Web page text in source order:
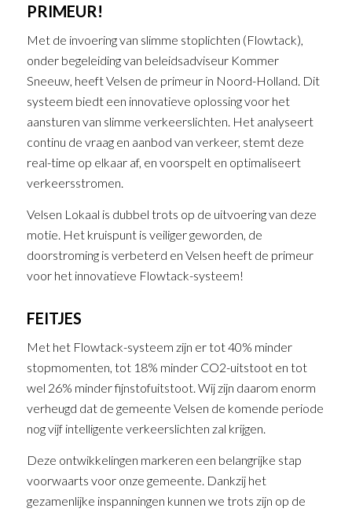
PRIMEUR!
Met de invoering van slimme stoplichten (Flowtack),
onder begeleiding van beleidsadviseur Kommer
Sneeuw, heeft Velsen de primeur in Noord-Holland. Dit
systeem biedt een innovatieve oplossing voor het
aansturen van slimme verkeerslichten. Het analyseert
continu de vraag en aanbod van verkeer, stemt deze
real-time op elkaar af, en voorspelt en optimaliseert
verkeersstromen.
Velsen Lokaal is dubbel trots op de uitvoering van deze
motie. Het kruispunt is veiliger geworden, de
doorstroming is verbeterd en Velsen heeft de primeur
voor het innovatieve Flowtack-systeem!
FEITJES
Met het Flowtack-systeem zijn er tot 40% minder
stopmomenten, tot 18% minder CO2-uitstoot en tot
wel 26% minder fijnstofuitstoot. Wij zijn daarom enorm
verheugd dat de gemeente Velsen de komende periode
nog vijf intelligente verkeerslichten zal krijgen.
Deze ontwikkelingen markeren een belangrijke stap
voorwaarts voor onze gemeente. Dankzij het
gezamenlijke inspanningen kunnen we trots zijn op de